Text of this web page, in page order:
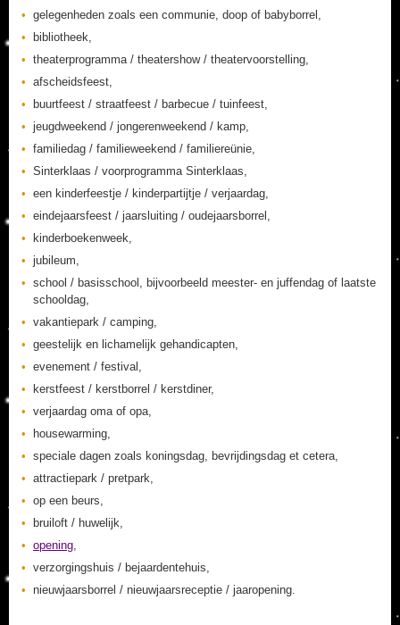
gelegenheden zoals een communie, doop of babyborrel,
bibliotheek,
theaterprogramma / theatershow / theatervoorstelling,
afscheidsfeest,
buurtfeest / straatfeest / barbecue / tuinfeest,
jeugdweekend / jongerenweekend / kamp,
familiedag / familieweekend / familiereünie,
Sinterklaas / voorprogramma Sinterklaas,
een kinderfeestje / kinderpartijtje / verjaardag,
eindejaarsfeest / jaarsluiting / oudejaarsborrel,
kinderboekenweek,
jubileum,
school / basisschool, bijvoorbeeld meester- en juffendag of laatste
schooldag,
vakantiepark / camping,
geestelijk en lichamelijk gehandicapten,
evenement / festival,
kerstfeest / kerstborrel / kerstdiner,
verjaardag oma of opa,
housewarming,
speciale dagen zoals koningsdag, bevrijdingsdag et cetera,
attractiepark / pretpark,
op een beurs,
bruiloft / huwelijk,
opening,
verzorgingshuis / bejaardentehuis,
nieuwjaarsborrel / nieuwjaarsreceptie / jaaropening.